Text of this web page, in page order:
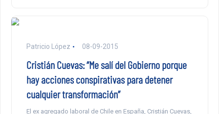
Patricio López 08-09-2015
Cristián Cuevas: “Me salí del Gobierno porque
hay acciones conspirativas para detener
cualquier transformación”
El ex agregado laboral de Chile en España, Cristián Cuevas,